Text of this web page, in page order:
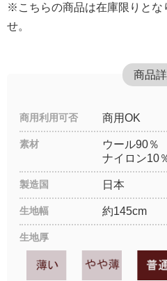
※こちらの商品は在庫限りとな
せ。
商品
商用利用可否 商用OK
素材
ウール90％
ナイロン10
製造国 日本
生地幅 約145cm
生地厚